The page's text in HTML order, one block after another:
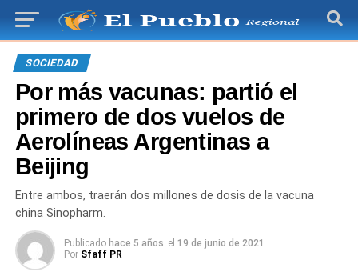
SOCIEDAD
Por más vacunas: partió el
primero de dos vuelos de
Aerolíneas Argentinas a
Beijing
Entre ambos, traerán dos millones de dosis de la vacuna
china Sinopharm.
Publicado hace 5 años el 19 de junio de 2021
Por Sfaff PR